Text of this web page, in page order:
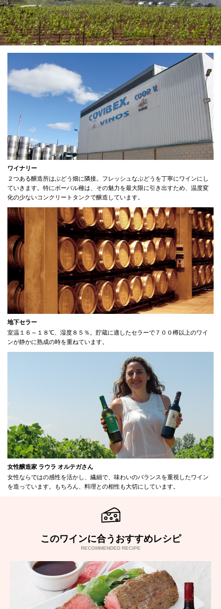
ワイナリー
２つある醸造所はぶどう畑に隣接。フレッシュなぶどうを丁寧にワインにし
ていきます。特にボーバル種は、その魅力を最大限に引き出すため、温度変
化の少ないコンクリートタンクで醸造しています。
地下セラー
室温１６～１８℃、湿度８５％。貯蔵に適したセラーで７００樽以上のワイ
ンが静かに熟成の時を重ねています。
女性醸造家 ラウラ オルテガさん
女性ならではの感性を活かし、繊細で、味わいのバランスを重視したワイン
を造っています。もちろん、料理との相性も大切にしています。
このワインに合うおすすめレシピ
RECOMMENDED RECIPE